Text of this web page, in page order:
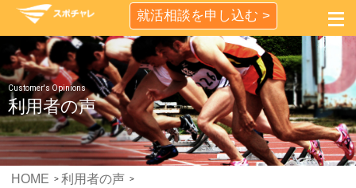
就活相談を申し込む >
Customer's Opinions
利用者の声
HOME
利用者の声